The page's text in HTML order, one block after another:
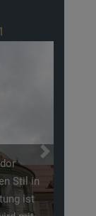
Stil in
ist
Next